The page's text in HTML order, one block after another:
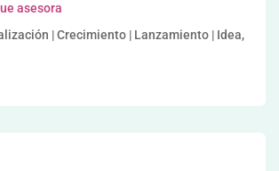
asesora
| Crecimiento | Lanzamiento | Idea,